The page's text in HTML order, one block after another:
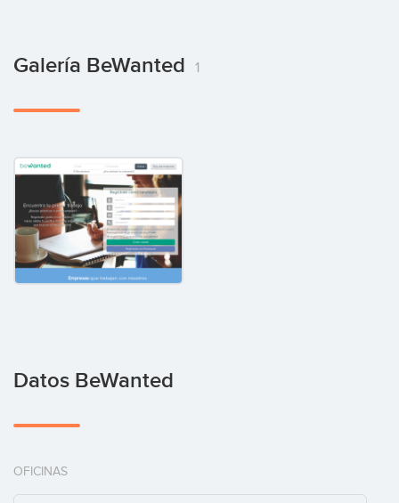
Galería BeWanted 1
Datos BeWanted
OFICINAS